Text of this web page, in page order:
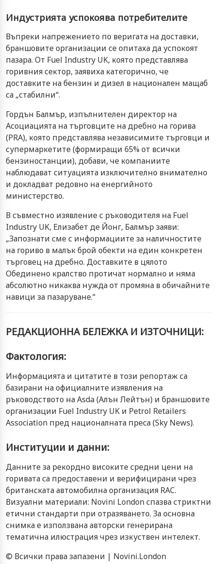
Индустрията успокоява потребителите
Въпреки напрежението по веригата на доставки,
браншовите организации се опитаха да успокоят
пазара. От Fuel Industry UK, която представлява
горивния сектор, заявиха категорично, че
доставките на бензин и дизел в национален мащаб
са „стабилни“.
Гордън Балмър, изпълнителен директор на
Асоциацията на търговците на дребно на горива
(PRA), която представлява независимите търговци и
супермаркетите (формиращи 65% от всички
бензиностанции), добави, че компаниите
наблюдават ситуацията изключително внимателно
и докладват редовно на енергийното
министерство.
В съвместно изявление с ръководителя на Fuel
Industry UK, Елизабет де Йонг, Балмър заяви:
„Запознати сме с информациите за наличностите
на гориво в малък брой обекти на един конкретен
търговец на дребно. Доставките в цялото
Обединено кралство протичат нормално и няма
абсолютно никаква нужда от промяна в обичайните
навици за пазаруване.“
РЕДАКЦИОННА БЕЛЕЖКА И ИЗТОЧНИЦИ:
Фактология:
Информацията и цитатите в този репортаж са
базирани на официалните изявления на
ръководството на Asda (Алън Лейтън) и браншовите
организации Fuel Industry UK и Petrol Retailers
Association пред националната преса (Sky News).
Институции и данни:
Данните за рекордно високите средни цени на
горивата са предоставени и верифицирани чрез
британската автомобилна организация RAC.
Визуални материали: Novini London спазва стриктни
етични стандарти при отразяването. За основна
снимка е използвана авторски генерирана
тематична илюстрация чрез изкуствен интелект.
© Всички права запазени | Novini.London